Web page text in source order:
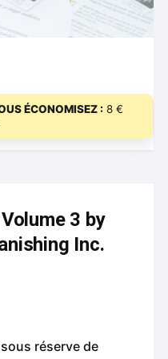
ÉCONOMISEZ : 8 €
3 by
Inc.
réserve de